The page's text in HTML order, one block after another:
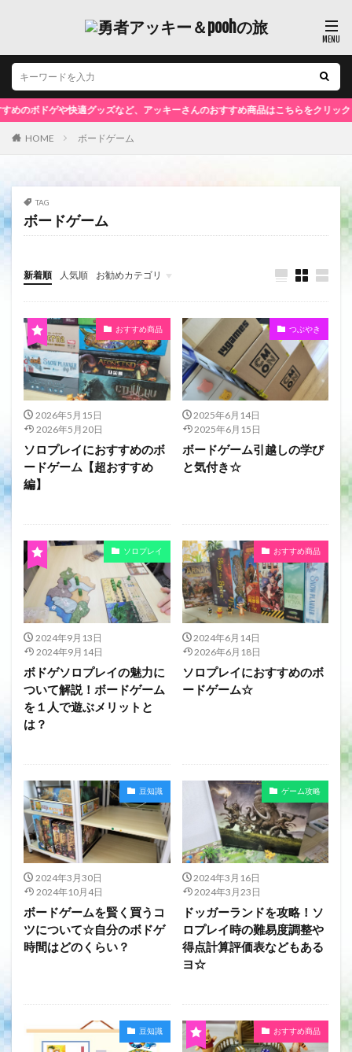
ドゲや快適グッズなど、アッキーさんのおすすめ商品はこちらをクリック！
HOME ボードゲーム
TAG
ボードゲーム
新着順 人気順 お勧めカテゴリ
未分類
おすすめ商品
2026年5月15日
2026年5月20日
ソロプレイにおすすめのボ
ードゲーム【超おすすめ
編】
つぶやき
2025年6月14日
2025年6月15日
ボードゲーム引越しの学び
と気付き☆
ソロプレイ
2024年9月13日
2024年9月14日
ボドゲソロプレイの魅力に
ついて解説！ボードゲーム
を１人で遊ぶメリットと
は？
おすすめ商品
2024年6月14日
2026年6月18日
ソロプレイにおすすめのボ
ードゲーム☆
豆知識
2024年3月30日
2024年10月4日
ボードゲームを賢く買うコ
ツについて☆自分のボドゲ
時間はどのくらい？
ゲーム攻略
2024年3月16日
2024年3月23日
ドッガーランドを攻略！ソ
ロプレイ時の難易度調整や
得点計算評価表などもある
ヨ☆
豆知識 おすすめ商品